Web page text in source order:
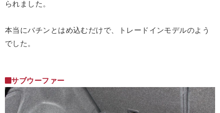
られました。
本当にバチンとはめ込むだけで、トレードインモデルのよう
でした。
サブウーファー